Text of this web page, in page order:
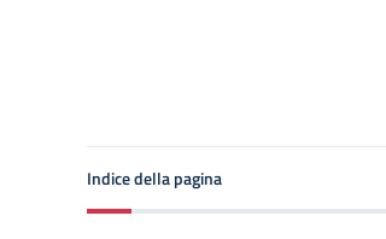
Indice della pagina